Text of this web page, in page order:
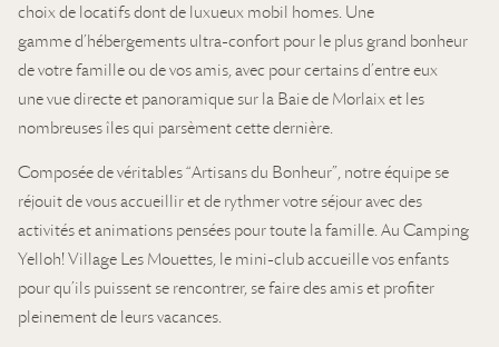
choix de locatifs dont de luxueux mobil homes. Une
gamme d’hébergements ultra-confort pour le plus grand bonheur
de votre famille ou de vos amis, avec pour certains d’entre eux
une vue directe et panoramique sur la Baie de Morlaix et les
nombreuses îles qui parsèment cette dernière.
Composée de véritables “Artisans du Bonheur”, notre équipe se
réjouit de vous accueillir et de rythmer votre séjour avec des
activités et animations pensées pour toute la famille. Au Camping
Yelloh! Village Les Mouettes, le mini-club accueille vos enfants
pour qu’ils puissent se rencontrer, se faire des amis et profiter
pleinement de leurs vacances.